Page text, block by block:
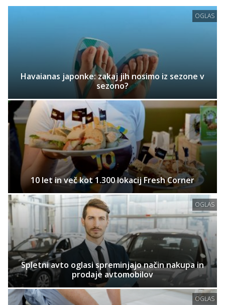
OGLAS
Havaianas japonke: zakaj jih nosimo iz sezone v
sezono?
10 let in več kot 1.300 lokacij Fresh Corner
OGLAS
Spletni avto oglasi spreminjajo način nakupa in
prodaje avtomobilov
OGLAS